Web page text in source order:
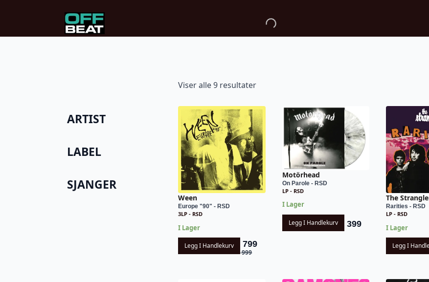
ARTIST
LABEL
SJANGER
Viser alle 9 resultater
Ween
Europe "90" - RSD
3LP - RSD
I Lager
Legg I Handlekurv
999
Opprinnelig
799
Nåværende
Motörhead
On Parole - RSD
LP - RSD
I Lager
Legg I Handlekurv 399
The
Rarities - RSD
LP - RSD
I Lager
Legg I